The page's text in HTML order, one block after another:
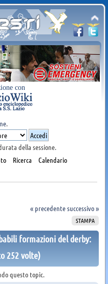
con
.
della sessione.
Ricerca
Calendario
« precedentesuccessivo »
STAMPA
formazioni del derby:
252 volte)
questo topic.